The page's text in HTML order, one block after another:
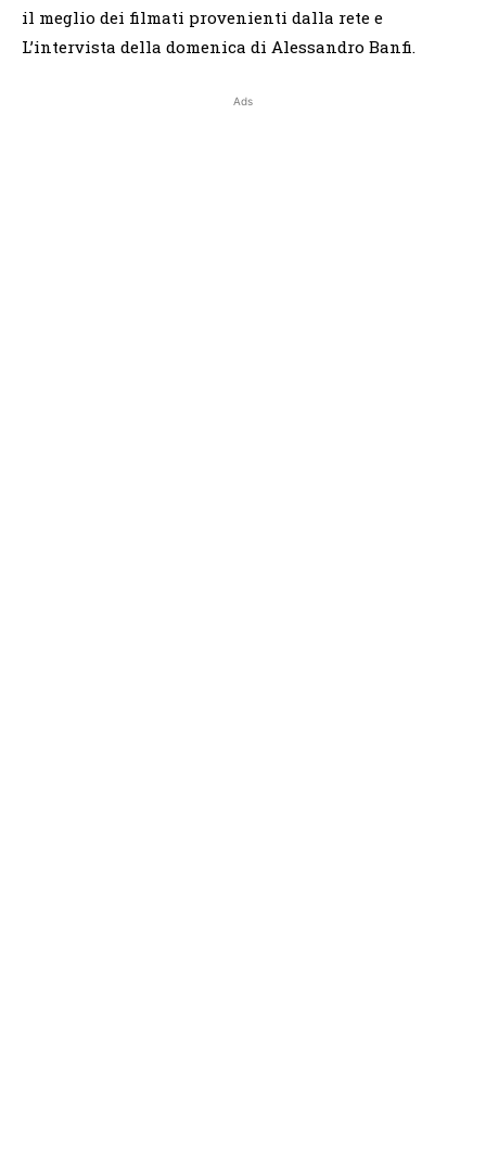
il meglio dei filmati provenienti dalla rete e
L’intervista della domenica di Alessandro Banfi.
Ads